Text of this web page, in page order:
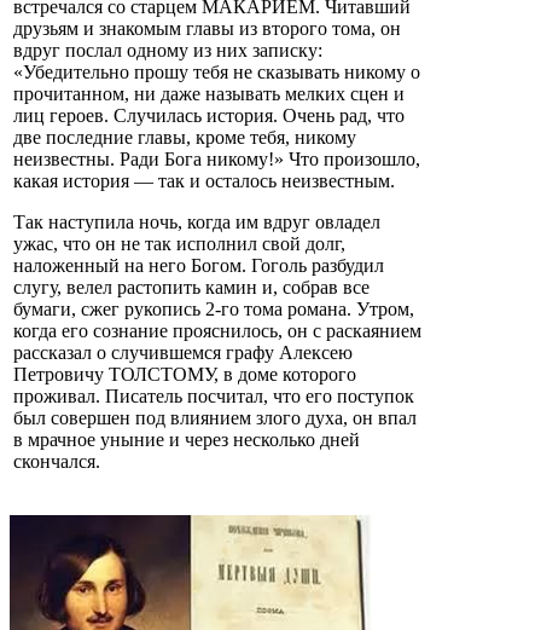
встречался со старцем МАКАРИЕМ. Читавший
друзьям и знакомым главы из второго тома, он
вдруг послал одному из них записку:
«Убедительно прошу тебя не сказывать никому о
прочитанном, ни даже называть мелких сцен и
лиц героев. Случилась история. Очень рад, что
две последние главы, кроме тебя, никому
неизвестны. Ради Бога никому!» Что произошло,
какая история — так и осталось неизвестным.
Так наступила ночь, когда им вдруг овладел
ужас, что он не так исполнил свой долг,
наложенный на него Богом. Гоголь разбудил
слугу, велел растопить камин и, собрав все
бумаги, сжег рукопись 2-го тома романа. Утром,
когда его сознание прояснилось, он с раскаянием
рассказал о случившемся графу Алексею
Петровичу ТОЛСТОМУ, в доме которого
проживал. Писатель посчитал, что его поступок
был совершен под влиянием злого духа, он впал
в мрачное уныние и через несколько дней
скончался.